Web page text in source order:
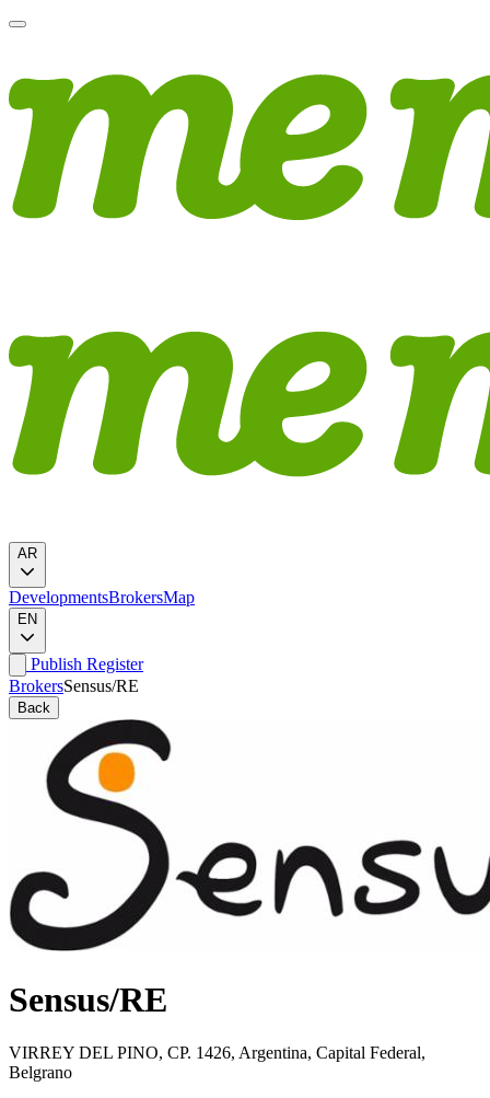
AR
DevelopmentsBrokersMap
EN
Publish Register
BrokersSensus/RE
Back
Sensus/RE
VIRREY DEL PINO, CP. 1426, Argentina, Capital Federal,
Belgrano